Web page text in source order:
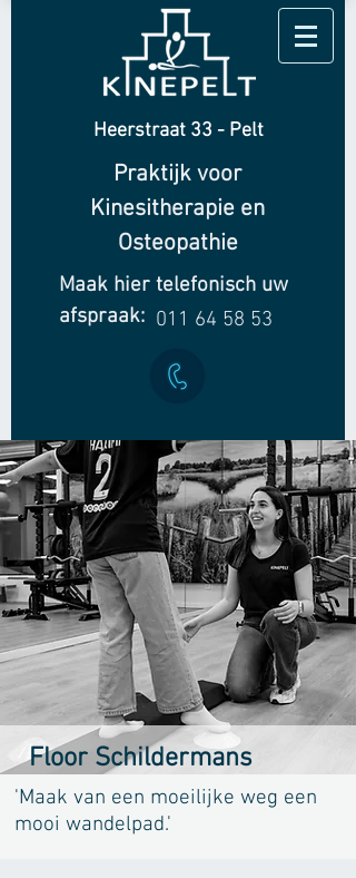
Heerstraat 33 - Pelt
Praktijk voor
Kinesitherapie en
Osteopathie
Maak hier telefonisch uw
afspraak: 011 64 58 53
Floor Schildermans
'Maak van een moeilijke weg een
mooi wandelpad.'